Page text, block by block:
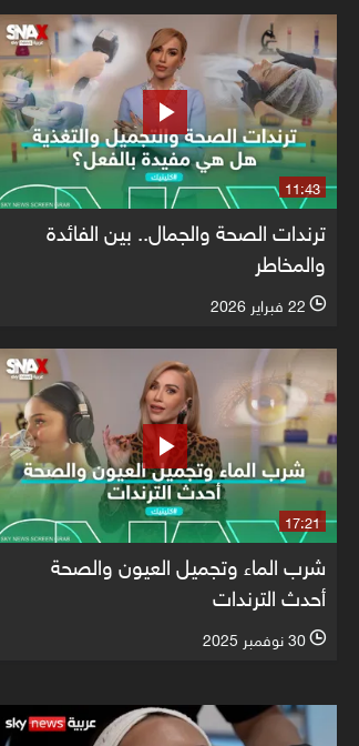
11:43
ترندات الصحة والجمال.. بين الفائدة
والمخاطر
l 22 فبراير 2026
17:21
شرب الماء وتجميل العيون والصحة
أحدث الترندات
l 30 نوفمبر 2025